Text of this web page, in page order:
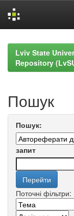
navigationLviv State
Repository
Пошук
Пошук:
запит
Поточні фільтри: